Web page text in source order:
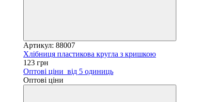
Артикул: 88007
Хлібниця пластикова кругла з кришкою
123 грн
Оптові ціни від 5 одиниць
Оптові ціни